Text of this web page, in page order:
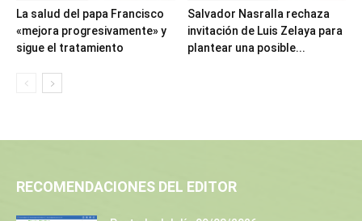
La salud del papa Francisco
«mejora progresivamente» y
sigue el tratamiento
Salvador Nasralla rechaza
invitación de Luis Zelaya para
plantear una posible...
RECOMENDACIONES DEL EDITOR